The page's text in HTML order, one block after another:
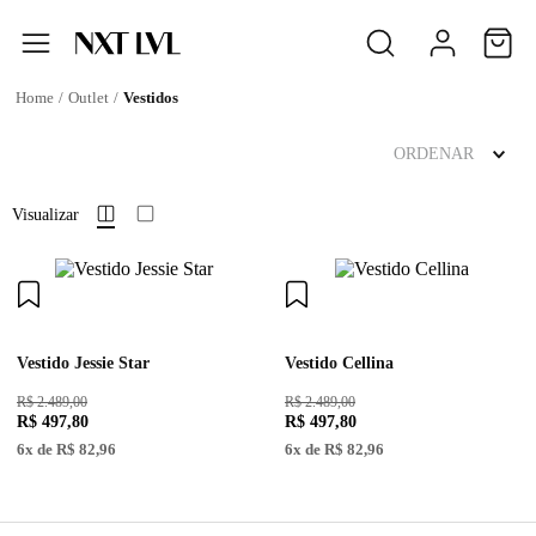
Outlet Vestidos
ORDENAR
Visualizar
Vestido Jessie Star
R$ 2.489,00
R$ 497,80
6x de R$ 82,96
Vestido Cellina
R$ 2.489,00
R$ 497,80
6x de R$ 82,96